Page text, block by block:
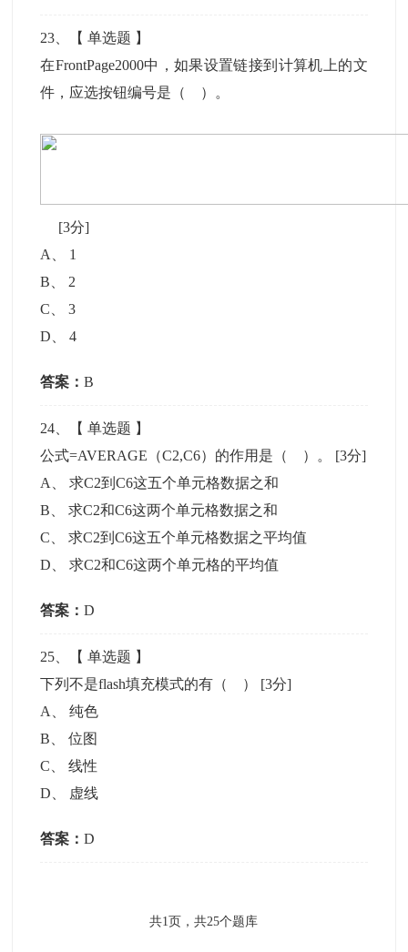
23 、【单选题 】
在FrontPage2000中，如果设置链接到计算机上的文
件，应选按钮编号是（ ）。
[3分]
A
1
B
2
C 、3
D 、4
答案：B
24 、【单选题 】
公式=AVERAGE（C2,C6）的作用是（ ）。 [3分]
A
、求C2到C6这五个单元格数据之和
B 、求C2和C6这两个单元格数据之和
C 、求C2到C6这五个单元格数据之平均值
D 、求C2和C6这两个单元格的平均值
答案：D
25 、【单选题 】
下列不是flash填充模式的有（ ） [3分]
A
、纯色
B 、位图
C 、线性
D
虚线
答案：D
共1页，共25个题库